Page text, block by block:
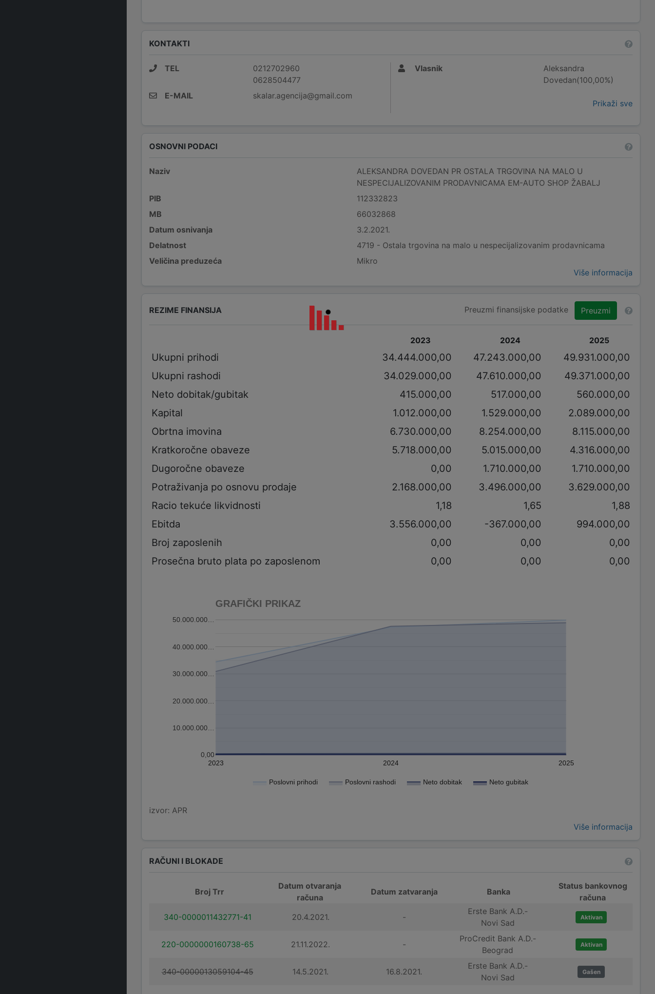
KONTAKTI
TEL
0212702960
0628504477
E-MAIL
skalar.agencija@gmail.com
Vlasnik
Aleksandra
Dovedan(100,00%)
Prikaži sve
OSNOVNI PODACI
Naziv
ALEKSANDRA DOVEDAN PR OSTALA TRGOVINA NA MALO U
NESPECIJALIZOVANIM PRODAVNICAMA EM-AUTO SHOP ŽABALJ
PIB
112332823
MB
66032868
Datum osnivanja
3.2.2021.
Delatnost
4719 - Ostala trgovina na malo u nespecijalizovanim prodavnicama
Veličina preduzeća
Mikro
Više informacija
REZIME FINANSIJA Preuzmi finansijske podatke Preuzmi
2023 2024 2025
Ukupni prihodi 34.444.000,00 47.243.000,00
49.931.000,00
Ukupni rashodi
34.029.000,00 47.610.000,00
49.371.000,00
Neto dobitak/gubitak
415.000,00 517.000,00
560.000,00
Kapital
1.012.000,00 1.529.000,00
2.089.000,00
Obrtna imovina
6.730.000,00 8.254.000,00
8.115.000,00
Kratkoročne obaveze
5.718.000,00 5.015.000,00
4.316.000,00
Dugoročne obaveze
0,00 1.710.000,00
1.710.000,00
Potraživanja po osnovu prodaje
2.168.000,00 3.496.000,00
3.629.000,00
Racio tekuće likvidnosti
1,18 1,65
1,88
Ebitda
3.556.000,00 -367.000,00
994.000,00
Broj zaposlenih
0,00 0,00
0,00
Prosečna bruto plata po zaposlenom
0,00 0,00 0,00
GRAFIČKI PRIKAZ
Poslovni prihodi Poslovni rashodi Neto dobitak Neto gubitak
2023 2024 2025
0,00
10.000.000…
20.000.000…
30.000.000…
40.000.000…
50.000.000…
izvor: APR
Više informacija
RAČUNI I BLOKADE
Broj Trr
Datum otvaranja
računa
Datum zatvaranja Banka
Status bankovnog
računa
340-0000011432771-41
20.4.2021. -
Erste Bank A.D.-
Novi Sad
Aktivan
220-0000000160738-65 21.11.2022. -
ProCredit Bank A.D.-
Beograd
Aktivan
340-0000013059104-45 14.5.2021. 16.8.2021.
Erste Bank A.D.-
Novi Sad
Gašen